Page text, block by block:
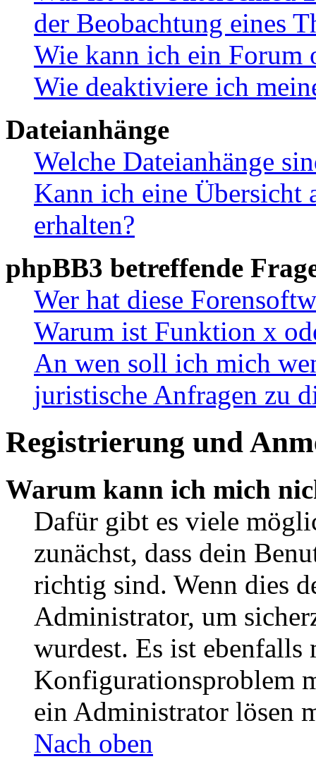
der Beobachtung eines
Wie kann ich ein Forum
Wie deaktiviere ich
Dateianhänge
Welche Dateianhänge
Kann ich eine Übersicht
erhalten?
phpBB3 betreffende
Wer hat diese
Warum ist Funktion x
An wen soll ich mich
juristische Anfragen zu
Registrierung und
Warum kann ich mich
Dafür gibt es viele
zunächst, dass dein
richtig sind. Wenn dies
Administrator, um
wurdest. Es ist ebenfalls
Konfigurationsproblem
ein Administrator lösen
Nach oben